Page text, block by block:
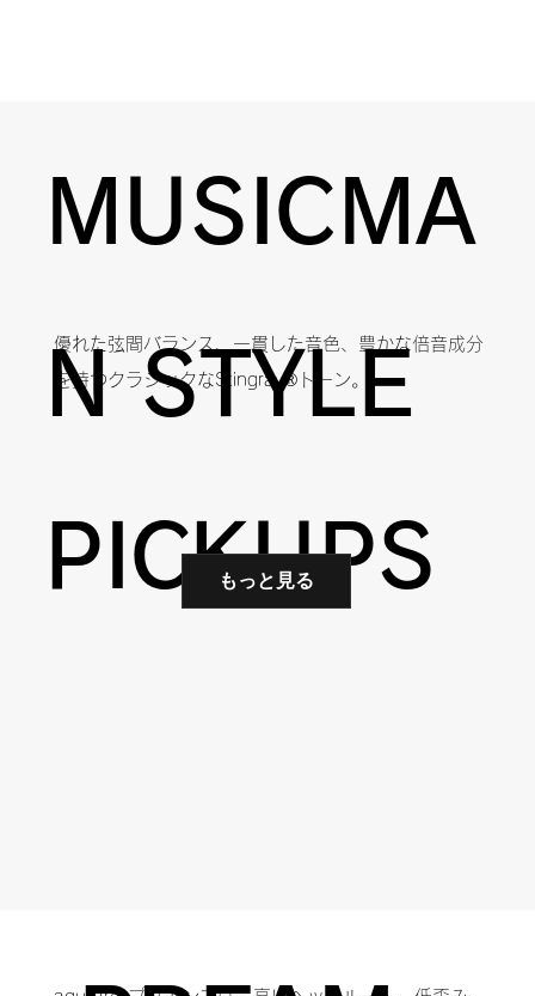
MUSICMA
N STYLE
PICKUPS
優れた弦間バランス、一貫した音色、豊かな倍音成分
を持つクラシックなStingray®トーン。
もっと見る